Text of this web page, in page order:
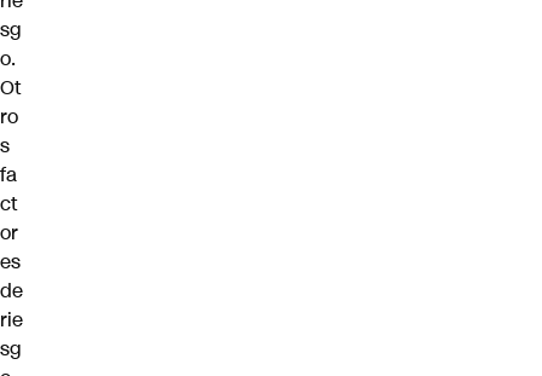
sg
o.
Ot
ro
s
fa
ct
or
es
de
rie
sg